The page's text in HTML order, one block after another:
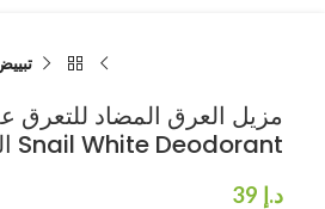
مزيل العرق المضاد
الحلزون 12 Snail White Deodorant
د.إ